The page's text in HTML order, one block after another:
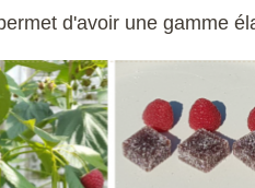
d'avoir une gamme